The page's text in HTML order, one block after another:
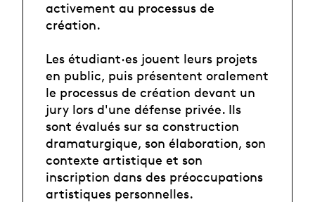
activement au processus de
création.
Les étudiant·es jouent leurs projets
en public, puis présentent oralement
le processus de création devant un
jury lors d'une défense privée. Ils
sont évalués sur sa construction
dramaturgique, son élaboration, son
contexte artistique et son
inscription dans des préoccupations
artistiques personnelles.